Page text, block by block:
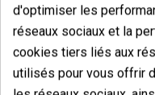
3 étoiles
2 étoiles
1 étoiles
d'optimiser les
réseaux sociaux et la
cookies tiers liés aux
utilisés pour vous offrir